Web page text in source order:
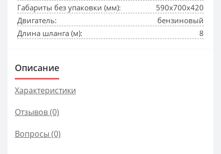
Габариты без упаковки (мм):
590х700х420
Двигатель:
бензиновый
Длина шланга (м):
8
Описание
Характеристики
Отзывов (0)
Вопросы (0)